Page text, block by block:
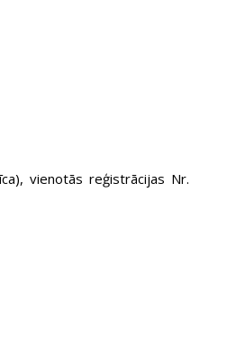
vienotās reģistrācijas Nr.